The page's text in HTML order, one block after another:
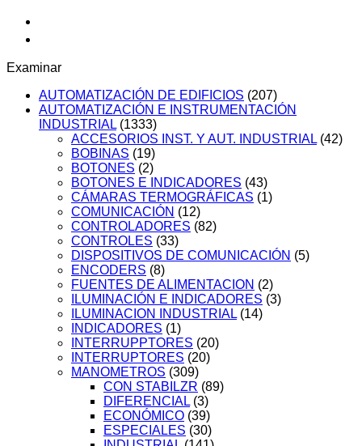
Examinar
AUTOMATIZACIÓN DE EDIFICIOS (207)
AUTOMATIZACIÓN E INSTRUMENTACIÓN
INDUSTRIAL (1333)
ACCESORIOS INST. Y AUT. INDUSTRIAL (42)
BOBINAS (19)
BOTONES (2)
BOTONES E INDICADORES (43)
CÁMARAS TERMOGRÁFICAS (1)
COMUNICACIÓN (12)
CONTROLADORES (82)
CONTROLES (33)
DISPOSITIVOS DE COMUNICACIÓN (5)
ENCODERS (8)
FUENTES DE ALIMENTACION (2)
ILUMINACIÓN E INDICADORES (3)
ILUMINACION INDUSTRIAL (14)
INDICADORES (1)
INTERRUPPTORES (20)
INTERRUPTORES (20)
MANOMETROS (309)
CON STABILZR (89)
DIFERENCIAL (3)
ECONÓMICO (39)
ESPECIALES (30)